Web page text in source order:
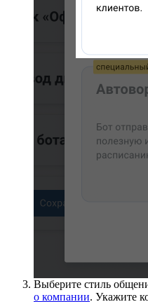
Выберите стиль
о компании. Укажите